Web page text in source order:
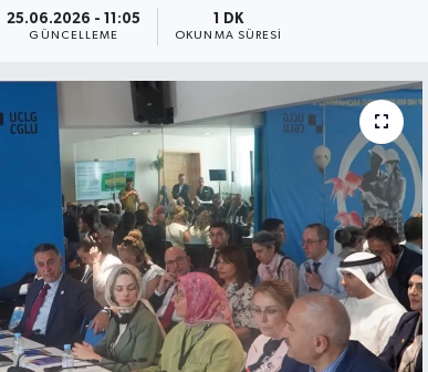
25.06.2026 - 11:05
GÜNCELLEME
1 DK
OKUNMA SÜRESI